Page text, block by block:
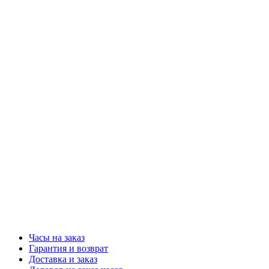
Часы на заказ
Гарантия и возврат
Доставка и заказ